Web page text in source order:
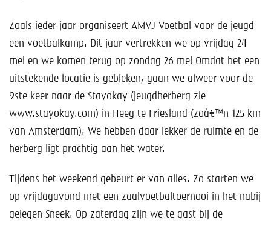
Toekomst
Kalender
Help mee!
Shop
Lid worden
Contact
Zoals ieder jaar organiseert AMVJ Voetbal voor de jeugd
een voetbalkamp. Dit jaar vertrekken we op vrijdag 24
mei en we komen terug op zondag 26 mei Omdat het een
uitstekende locatie is gebleken, gaan we alweer voor de
9ste keer naar de Stayokay (jeugdherberg zie
www.stayokay.com) in Heeg te Friesland (zoâ€™n 125 km
van Amsterdam). We hebben daar lekker de ruimte en de
herberg ligt prachtig aan het water.
Tijdens het weekend gebeurt er van alles. Zo starten we
op vrijdagavond met een zaalvoetbaltoernooi in het nabij
gelegen Sneek. Op zaterdag zijn we te gast bij de